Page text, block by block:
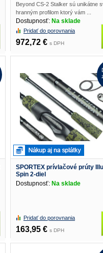
Beyond CS-2 Stalker sú unikátne
hranným profilom ktorý vám ...
Dostupnosť: Na sklade
Pridať do porovnania
972,72 € s DPH
SPORTEX prívlačové prúty
Spin 2-diel
Dostupnosť: Na sklade
Pridať do porovnania
163,95 € s DPH